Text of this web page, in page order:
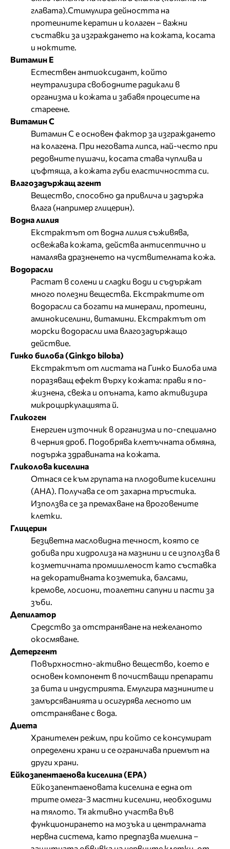
главата).Стимулира дейността на
протеините кератин и колаген – важни
съставки за изграждането на кожата, косата
и ноктите.
Витамин Е
Естествен антиоксидант, който
неутрализира свободните радикали в
организма и кожата и забавя процесите на
стареене.
Витамин С
Витамин С е основен фактор за изграждането
на колагена. При неговата липса, най-често при
редовните пушачи, косата става чуплива и
цъфтяща, а кожата губи еластичността си.
Влагозадържащ агент
Вещество, способно да привлича и задържа
влага (например глицерин).
Водна лилия
Екстрактът от водна лилия съживява,
освежава кожата, действа антисептично и
намалява дразненето на чуствителната кожа.
Водорасли
Растат в солени и сладки води и съдържат
много полезни вещества. Екстрактите от
водорасли са богати на минерали, протеини,
аминокиселини, витамини. Eкстрактът от
морски водорасли има влагозадържащо
действие.
Гинко билоба (Ginkgo biloba)
Екстрактът от листата на Гинко Билоба има
поразяващ ефект върху кожата: прави я по-
жизнена, свежа и опъната, като активизира
микроциркулацията й.
Гликоген
Енергиен източник в организма и по-специално
в черния дроб. Подобрява клетъчната обмяна,
подържа здравината на кожата.
Гликолова киселина
Отнася се към групата на плодовите киселини
(AHA). Получава се от захарна тръстика.
Използва се за премахване на вроговените
клетки.
Глицерин
Безцветна масловидна течност, която се
добива при хидролиза на мазнини и се използва в
козметичната промишленост като съставка
на декоративната козметика, балсами,
кремове, лосиони, тоалетни сапуни и пасти за
зъби.
Депилатор
Средство за отстраняване на нежеланото
окосмяване.
Детергент
Повърхностно-активно вещество, което е
основен компонент в почистващи препарати
за бита и индустрията. Емулгира мазнините и
замърсяванията и осигурява лесното им
отстраняване с вода.
Диета
Хранителен режим, при който се консумират
определени храни и се ограничава приемът на
други храни.
Ейкозапентаенова киселина (EPA)
Ейкозапентаеновата киселина е една от
трите омега-3 мастни киселини, необходими
на тялото. Тя активно участва във
функционирането на мозъка и централната
нервна система, като предпазва миелина –